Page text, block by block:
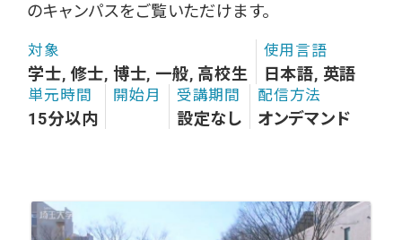
のキャンパスをご覧いただけます。
対象
学士, 修士, 博士, 一般, 高校生
使用言語
日本語, 英語
単元時間
15分以内
開始月 受講期間
設定なし
配信方法
オンデマンド